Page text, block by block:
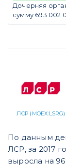
Дочерняя
сумму 693 002
ЛСР (MOEX:LSRG)
По данным
ЛСР, за 2017
выросла на